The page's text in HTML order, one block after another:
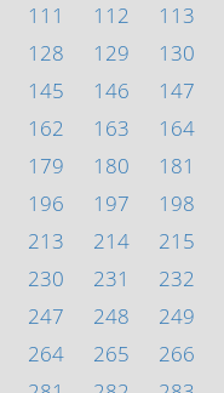
111 112 113
128 129 130
145 146 147
162 163 164
179 180 181
196 197 198
213 214 215
230 231 232
247 248 249
264 265 266